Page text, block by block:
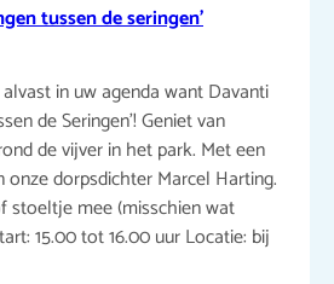
tussen de seringen’
in uw agenda want Davanti
de Seringen’! Geniet van
de vijver in het park. Met een
onze dorpsdichter Marcel Harting.
stoeltje mee (misschien wat
15.00 tot 16.00 uur Locatie: bij